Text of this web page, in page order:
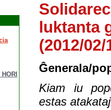
luktanta
(2012/02/
Ĝenerala/
Kiam iu
estas